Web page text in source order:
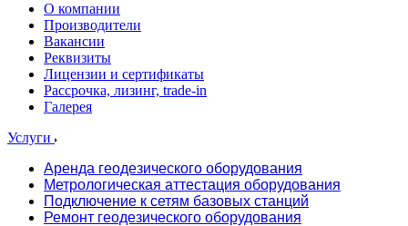
О компании
Производители
Вакансии
Реквизиты
Лицензии и сертификаты
Рассрочка, лизинг, trade-in
Галерея
Услуги
Аренда геодезического оборудования
Метрологическая аттестация оборудования
Подключение к сетям базовых станций
Ремонт геодезического оборудования